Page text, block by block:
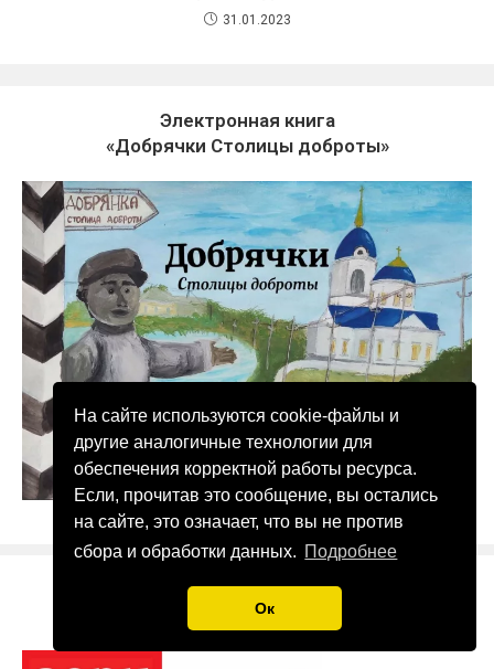
На сайте используются cookie-файлы и
другие аналогичные технологии для
обеспечения корректной работы ресурса.
Если, прочитав это сообщение, вы остались
на сайте, это означает, что вы не против
сбора и обработки данных. Подробнее
Ок
31.01.2023
Электронная книга
«Добрячки Столицы доброты»
«Добрячки Столицы доброты»
Слушать онлайн